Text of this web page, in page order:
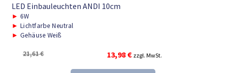
LED Einbauleuchten ANDI 10cm
► 6W
► Lichtfarbe Neutral
► Gehäuse Weiß
21,61€
Ursprünglicher
Preis
13,98 €Aktueller
Preis
zzgl. MwSt.